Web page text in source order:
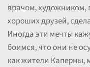
врачом, художником,
хороших друзей,
Иногда эти мечты
боимся, что они не
как жители Каперны,